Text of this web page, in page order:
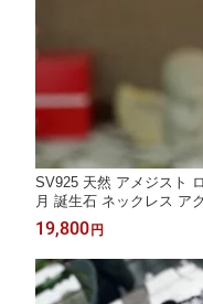
SV925 天然 アメジスト
月 誕生石 ネックレス ア
ッション 品質保証 30代
料無料 ラッピング無料
19,800円